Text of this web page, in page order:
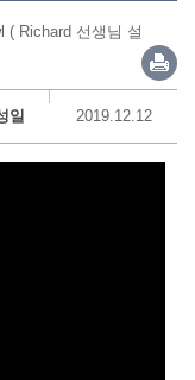
( Richard 선생님 설
일 2019.12.12